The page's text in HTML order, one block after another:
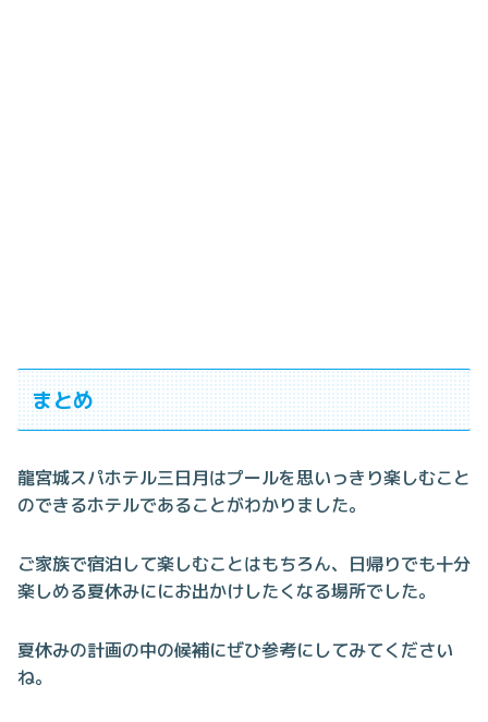
まとめ
龍宮城スパホテル三日月はプールを思いっきり楽しむこと
のできるホテルであることがわかりました。
ご家族で宿泊して楽しむことはもちろん、日帰りでも十分
楽しめる夏休みににお出かけしたくなる場所でした。
夏休みの計画の中の候補にぜひ参考にしてみてください
ね。